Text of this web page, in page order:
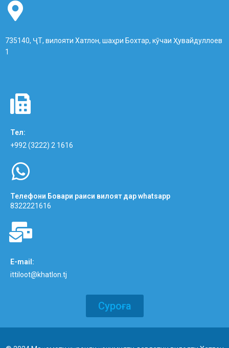
735140, ҶТ, вилояти Хатлон, шаҳри Бохтар, кӯчаи Ҳувайдуллоев
1
Тел:
+992 (3222) 2 1616
Телефони Бовари раиси вилоят дар whatsapp
8322221616
E-mail:
ittiloot@khatlon.tj
Суроға